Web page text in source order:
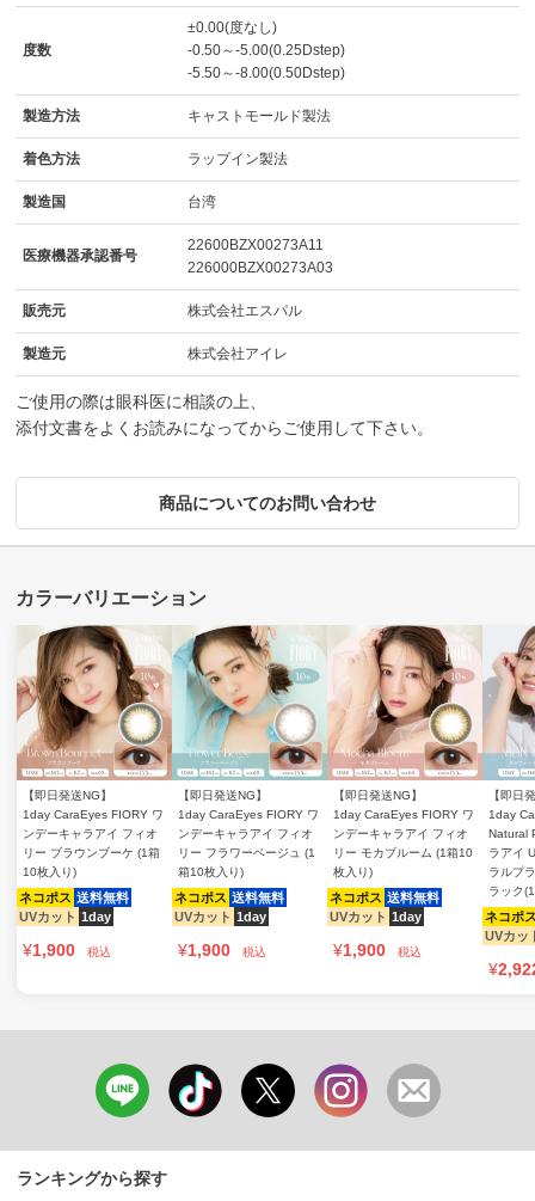
度数
±0.00(度なし)
-0.50～-5.00(0.25Dstep)
-5.50～-8.00(0.50Dstep)
製造方法 キャストモールド製法
着色方法 ラップイン製法
製造国 台湾
医療機器承認番号
22600BZX00273A11
226000BZX00273A03
販売元 株式会社エスパル
製造元 株式会社アイレ
ご使用の際は眼科医に相談の上、
添付文書をよくお読みになってからご使用して下さい。
商品についてのお問い合わせ
【即日発送NG】
1day CaraEyes FIORY ワ
ンデーキャラアイ フィオ
リー ブラウンブーケ (1箱
10枚入り)
ネコポス 送料無料
UVカット 1day
¥1,900 税込
【即日発送NG】
1day CaraEyes FIORY ワ
ンデーキャラアイ フィオ
リー フラワーベージュ (1
箱10枚入り)
ネコポス 送料無料
UVカット 1day
¥1,900 税込
【即日発送NG】
1day CaraEyes FIORY ワ
ンデーキャラアイ フィオ
リー モカブルーム (1箱10
枚入り)
ネコポス 送料無料
UVカット 1day
¥1,900 税込
【即日
1day
Natural
ラアイ
ラルプ
ラック
ネコポ
UVカッ
¥
ランキングから探す